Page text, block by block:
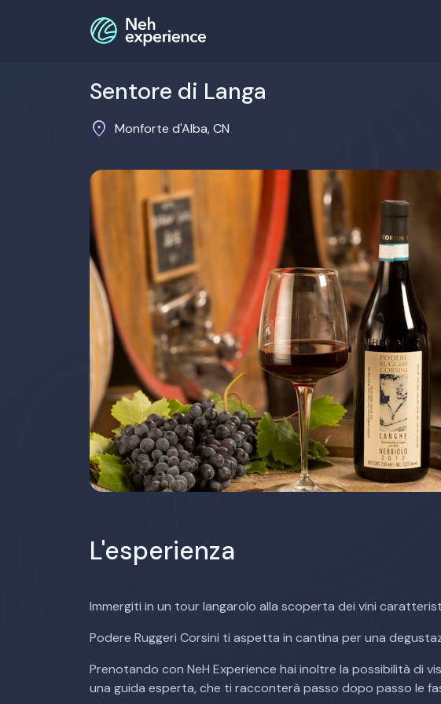
Sentore di Langa
location_on Monforte d'Alba, CN
L'esperienza
Immergiti in un tour langarolo alla scoperta dei vini
Podere Ruggeri Corsini ti aspetta in cantina per una
Prenotando con NeH Experience hai inoltre la possibilità di
una guida esperta, che ti racconterà passo dopo passo le